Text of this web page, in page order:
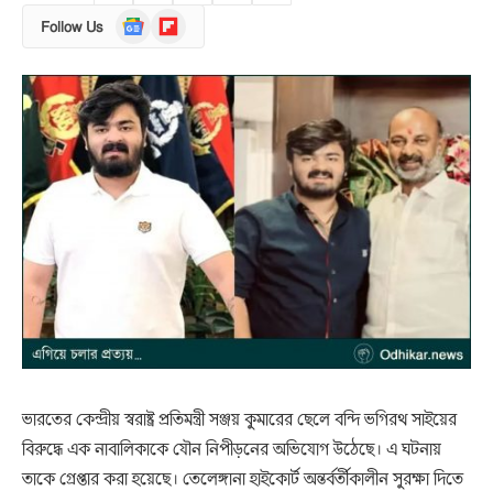
Follow Us
Google
News
Flipboard
ভারতের কেন্দ্রীয় স্বরাষ্ট্র প্রতিমন্ত্রী সঞ্জয় কুমারের ছেলে বন্দি ভগিরথ সাইয়ের
বিরুদ্ধে এক নাবালিকাকে যৌন নিপীড়নের অভিযোগ উঠেছে। এ ঘটনায়
তাকে গ্রেপ্তার করা হয়েছে। তেলেঙ্গানা হাইকোর্ট অন্তর্বর্তীকালীন সুরক্ষা দিতে